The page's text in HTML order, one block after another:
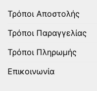
Τρόποι Αποστολής
Τρόποι Παραγγελίας
Τρόποι Πληρωμής
Επικοινωνία